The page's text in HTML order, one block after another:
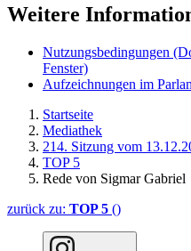
Weitere
Nutzungsbedingungen
Fenster)
Aufzeichnungen im
Startseite
Mediathek
214. Sitzung vom
TOP 5
Rede von Sigmar Gabriel
zurück zu: TOP 5 ()